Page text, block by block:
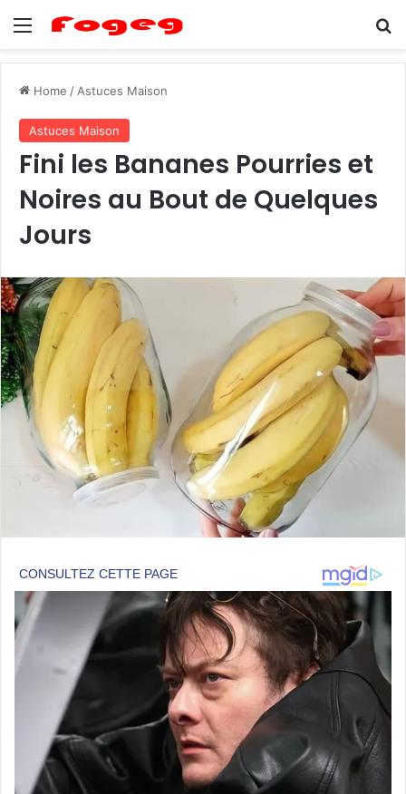
Menu
Home / Astuces Maison
Astuces Maison
Fini les Bananes Pourries et
Noires au Bout de Quelques
Jours